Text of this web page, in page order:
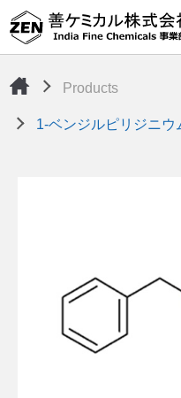
Products
1-ベンジルピリジニウ